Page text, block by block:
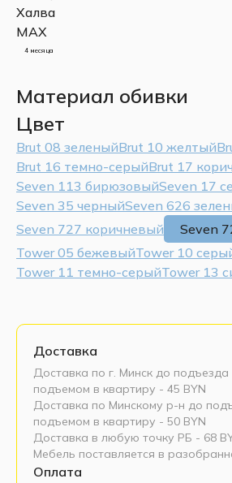
4 месяца
Материал обивки
Цвет
Brut 08 зеленыйBrut 10 желтый
Brut 16 темно-серыйBrut 17
Seven 113 бирюзовыйSeven 17
Seven 35 черныйSeven 626
Seven 727 коричневый
Seven
Tower 05 бежевыйTower 10
Tower 11 темно-серыйTower 13
Доставка
Доставка по г. Минск до подъезда
подъемом в квартиру - 45 BYN
Доставка по Минскому р-н до
подъемом в квартиру - 50 BYN
Доставка в любую точку РБ - 68
Мебель поставляется в
Оплата